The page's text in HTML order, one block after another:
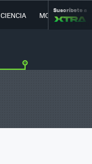
CIENCIA MOVILIDAD
Suscríbete a